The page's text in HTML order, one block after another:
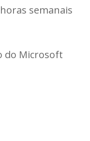
semanais
do Microsoft